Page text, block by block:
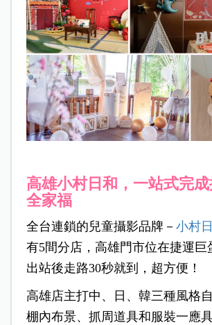
高雄小村日和，一站式完
全家福
全台連鎖的兒童攝影品牌－ 小村
有5間分店，高雄門市位在捷運巨
出站後走路30秒就到，超方便！
高雄店主打中、日、韓三種風格
棚內布景、抓周道具和服裝一應